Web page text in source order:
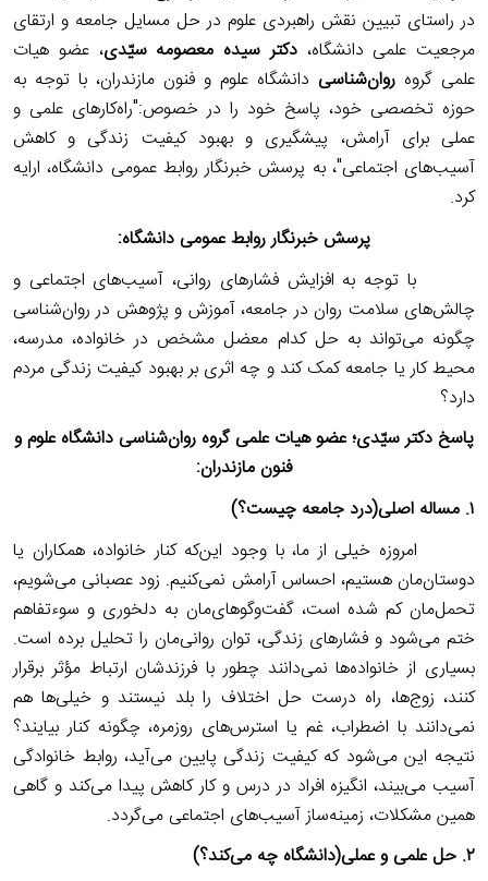
در راستای تبیین نقش راهبردی علوم در حل مسایل جامعه و ارتقای
مرجعیت علمی دانشگاه، دکتر سیده معصومه سیّدی، عضو هیات
علمی گروه روان‌شناسی دانشگاه علوم و فنون مازندران، با توجه به
حوزه تخصصی خود، پاسخ خود را در خصوص:"راه‌کارهای علمی و
عملی برای آرامش، پیشگیری و بهبود کیفیت زندگی و کاهش
آسیب‌های اجتماعی"، به پرسش خبرنگار روابط عمومی دانشگاه، ارایه
کرد.
پرسش خبرنگار روابط عمومی دانشگاه:
با توجه به افزایش فشارهای روانی، آسیب‌های اجتماعی و
چالش‌های سلامت روان در جامعه، آموزش و پژوهش در روان‌شناسی
چگونه می‌تواند به حل کدام معضل مشخص در خانواده، مدرسه،
محیط کار یا جامعه کمک کند و چه اثری بر بهبود کیفیت زندگی مردم
دارد؟
پاسخ دکتر سیّدی؛ عضو هیات علمی گروه روان‌شناسی دانشگاه علوم و
فنون مازندران:
‌۱. مساله اصلی(درد جامعه چیست؟)
‌ امروزه خیلی از ما، با وجود این‌که کنار خانواده، همکاران یا
دوستان‌مان هستیم، احساس آرامش نمی‌کنیم. زود عصبانی می‌شویم،
تحمل‌مان کم شده است، گفت‌وگوهای‌مان به دلخوری و سوءتفاهم
ختم می‌شود و فشارهای زندگی، توان روانی‌مان را‌ تحلیل برده است.
بسیاری از خانواده‌ها نمی‌دانند چطور با فرزندشان ارتباط مؤثر برقرار
کنند، زوج‌ها، راه درست حل اختلاف را بلد نیستند و خیلی‌ها هم
نمی‌دانند با اضطراب، غم یا استرس‌های روزمره، چگونه کنار بیایند؟
نتیجه این می‌شود که کیفیت زندگی پایین می‌آید، روابط خانوادگی
آسیب می‌بیند، انگیزه افراد در درس و کار کاهش پیدا می‌کند و گاهی
همین مشکلات، زمینه‌ساز آسیب‌های اجتماعی می‌گردد.
۲. ‌حل علمی و عملی(دانشگاه چه می‌کند؟)